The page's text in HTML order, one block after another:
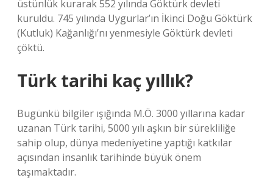
üstünlük kurarak 552 yılında Göktürk devleti
kuruldu. 745 yılında Uygurlar’ın İkinci Doğu Göktürk
(Kutluk) Kağanlığı’nı yenmesiyle Göktürk devleti
çöktü.
Türk tarihi kaç yıllık?
Bugünkü bilgiler ışığında M.Ö. 3000 yıllarına kadar
uzanan Türk tarihi, 5000 yılı aşkın bir sürekliliğe
sahip olup, dünya medeniyetine yaptığı katkılar
açısından insanlık tarihinde büyük önem
taşımaktadır.